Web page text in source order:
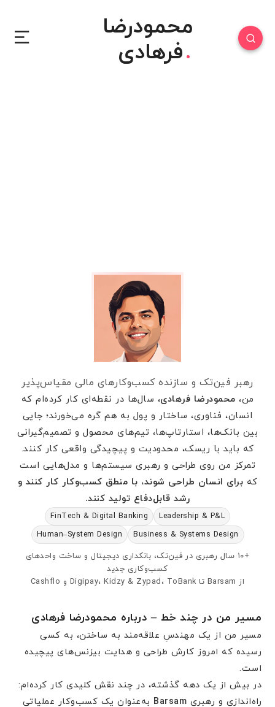
محمودرضا
فرهادی
رهبر فین‌تک و سازنده کسب‌وکارهای مالی مقیاس‌پذیر
من، محمودرضا فرهادی، سال‌ها در نقطه‌ای کار کرده‌ام که
انسان، فناوری، ساختار و پول به هم گره می‌خورند؛ جایی
بین بانک‌ها، استارتاپ‌ها، تیم‌های محصول و تصمیم‌گیرانی
که باید با ریسک، محدودیت و پیچیدگی واقعی کار کنند.
تمرکز من روی طراحی و رهبری سیستم‌ها و مدل‌هایی است
که برای انسان طراحی شوند، با منطق کسب‌وکار کار کنند و
رشد قابل‌دفاع تولید کنند.
Leadership & P&L
FinTech & Digital Banking
Business & Systems Design
Human–System Design
+۱۰ سال رهبری در فین‌تک، بانکداری دیجیتال و ساخت واحدهای
کسب‌وکاری جدید
از Barsam تا Digipay، Kidzy & Zypad، ToBank و Cashflo
مسیر من در چند خط – درباره محمودرضا فرهادی
مسیر من از یک مهندسِ علاقه‌مند به ساختن، به کسی
رسیده که امروز کارش طراحی و هدایت بیزنس‌های پیچیده
است.
در بیش از یک دهه گذشته، در چند نقش کلیدی کار کرده‌ام:
راه‌اندازی و رهبری Barsam به‌عنوان یک کسب‌وکار عملیاتی